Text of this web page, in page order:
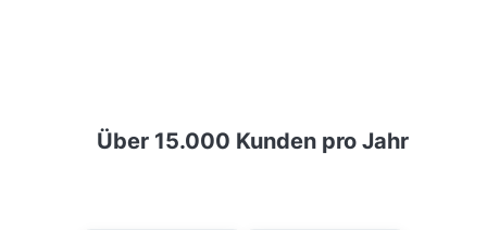
Über 15.000 Kunden pro Jahr